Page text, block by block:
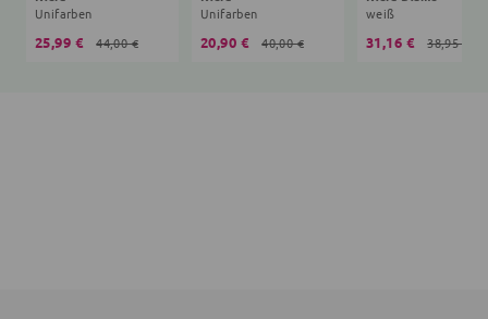
Unifarben
25,99 € 44,00 €
Unifarben
20,90 € 40,00 €
weiß
31,16 € 38,95 €